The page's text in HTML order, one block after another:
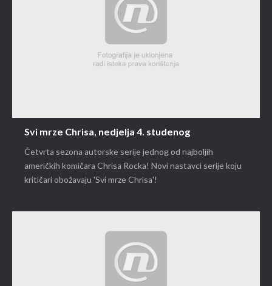
Svi mrze Chrisa, nedjelja 4. studenog
Četvrta sezona autorske serije jednog od najboljih
američkih komičara Chrisa Rocka! Novi nastavci serije koju
kritičari obožavaju 'Svi mrze Chrisa'!